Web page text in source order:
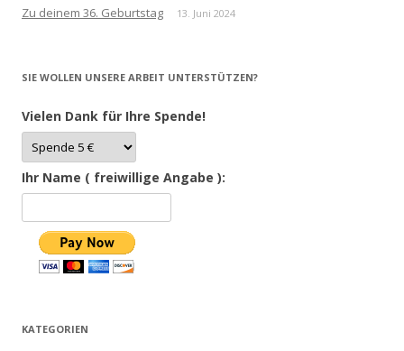
Zu deinem 36. Geburtstag 13. Juni 2024
SIE WOLLEN UNSERE ARBEIT UNTERSTÜTZEN?
Vielen Dank für Ihre Spende!
Ihr Name ( freiwillige Angabe ):
KATEGORIEN